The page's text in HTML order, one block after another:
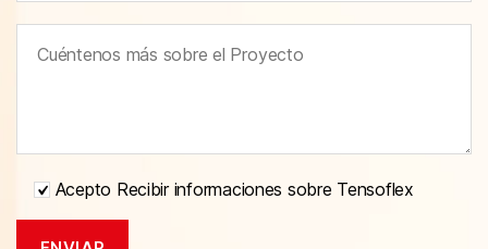
Acepto Recibir informaciones sobre Tensoflex